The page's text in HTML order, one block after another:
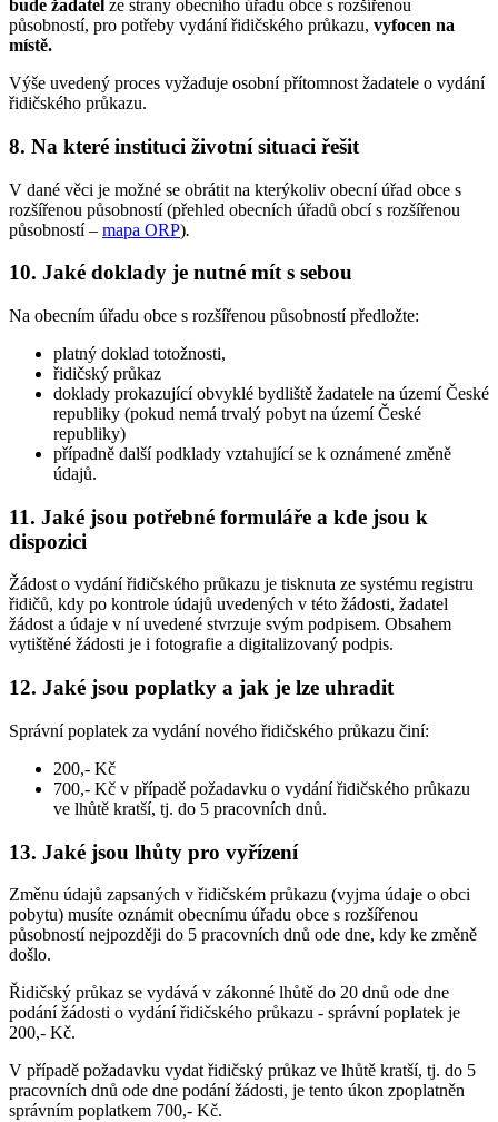
bude žadatel ze strany obecního úřadu obce s rozšířenou
působností, pro potřeby vydání řidičského průkazu, vyfocen na
místě.
Výše uvedený proces vyžaduje osobní přítomnost žadatele o vydání
řidičského průkazu.
8. Na které instituci životní situaci řešit
V dané věci je možné se obrátit na kterýkoliv obecní úřad obce s
rozšířenou působností (přehled obecních úřadů obcí s rozšířenou
působností – mapa ORP).
10. Jaké doklady je nutné mít s sebou
Na obecním úřadu obce s rozšířenou působností předložte:
platný doklad totožnosti,
řidičský průkaz
doklady prokazující obvyklé bydliště žadatele na území České
republiky (pokud nemá trvalý pobyt na území České
republiky)
případně další podklady vztahující se k oznámené změně
údajů.
11. Jaké jsou potřebné formuláře a kde jsou k
dispozici
Žádost o vydání řidičského průkazu je tisknuta ze systému registru
řidičů, kdy po kontrole údajů uvedených v této žádosti, žadatel
žádost a údaje v ní uvedené stvrzuje svým podpisem. Obsahem
vytištěné žádosti je i fotografie a digitalizovaný podpis.
12. Jaké jsou poplatky a jak je lze uhradit
Správní poplatek za vydání nového řidičského průkazu činí:
200,- Kč
700,- Kč v případě požadavku o vydání řidičského průkazu
ve lhůtě kratší, tj. do 5 pracovních dnů.
13. Jaké jsou lhůty pro vyřízení
Změnu údajů zapsaných v řidičském průkazu (vyjma údaje o obci
pobytu) musíte oznámit obecnímu úřadu obce s rozšířenou
působností nejpozději do 5 pracovních dnů ode dne, kdy ke změně
došlo.
Řidičský průkaz se vydává v zákonné lhůtě do 20 dnů ode dne
podání žádosti o vydání řidičského průkazu - správní poplatek je
200,- Kč.
V případě požadavku vydat řidičský průkaz ve lhůtě kratší, tj. do 5
pracovních dnů ode dne podání žádosti, je tento úkon zpoplatněn
správním poplatkem 700,- Kč.